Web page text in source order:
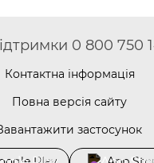
0 800 750
Контактна інформація
Повна версія сайту
застосунок